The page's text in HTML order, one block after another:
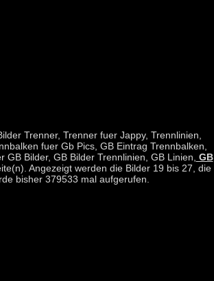
Trenner, Trenner fuer Jappy, Trennlinien,
fuer Gb Pics, GB Eintrag Trennbalken,
Bilder, GB Bilder Trennlinien, GB Linien, GB
Angezeigt werden die Bilder 19 bis 27, die
bisher 379533 mal aufgerufen.